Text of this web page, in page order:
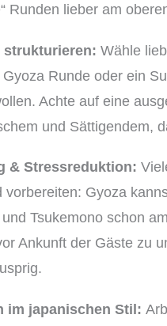
Runden lieber am
strukturieren: Wähle
Runde oder ein
Achte auf eine
und Sättigendem,
& Stressreduktion:
vorbereiten: Gyoza
Tsukemono schon
Ankunft der Gäste zu
im japanischen Stil: